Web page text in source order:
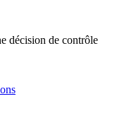
décision de contrôle